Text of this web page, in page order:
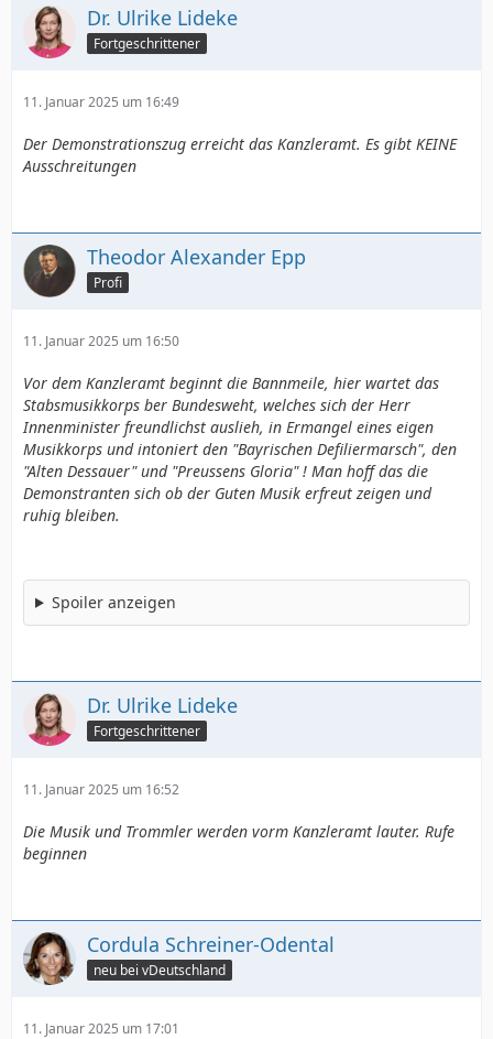
Dr. Ulrike Lideke
Fortgeschrittener
11. Januar 2025 um 16:49
Der Demonstrationszug erreicht das Kanzleramt. Es gibt KEINE
Ausschreitungen
Theodor Alexander Epp
Profi
11. Januar 2025 um 16:50
Vor dem Kanzleramt beginnt die Bannmeile, hier wartet das
Stabsmusikkorps ber Bundesweht, welches sich der Herr
Innenminister freundlichst auslieh, in Ermangel eines eigen
Musikkorps und intoniert den "Bayrischen Defiliermarsch", den
"Alten Dessauer" und "Preussens Gloria" ! Man hoff das die
Demonstranten sich ob der Guten Musik erfreut zeigen und
ruhig bleiben.
Spoiler anzeigen
Dr. Ulrike Lideke
Fortgeschrittener
11. Januar 2025 um 16:52
Die Musik und Trommler werden vorm Kanzleramt lauter. Rufe
beginnen
Cordula Schreiner-Odental
neu bei vDeutschland
11. Januar 2025 um 17:01